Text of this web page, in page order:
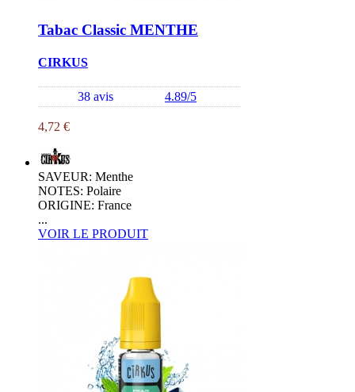
Tabac Classic MENTHE
CIRKUS
38 avis 4.89/5
4,72 €
SAVEUR: Menthe
NOTES: Polaire
ORIGINE: France
...
VOIR LE PRODUIT